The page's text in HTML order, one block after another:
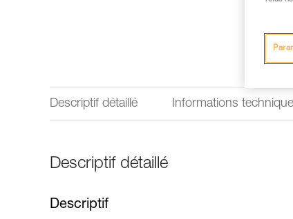
Descriptif détaillé Informations
Descriptif détaillé
Descriptif